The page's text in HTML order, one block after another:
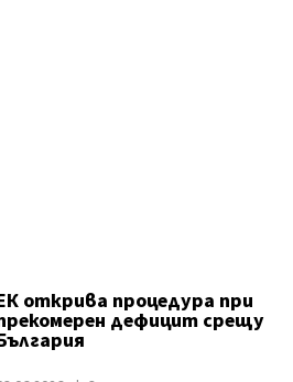
открива процедура при
дефицит срещу